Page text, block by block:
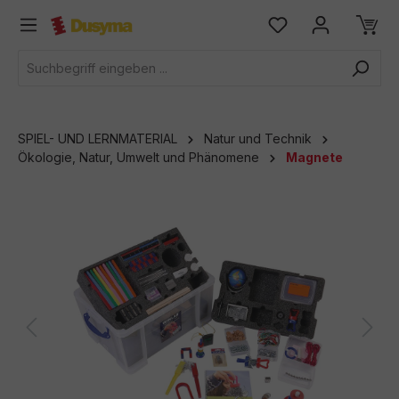
springen
SPIEL- UND LERNMATERIAL
Natur und Technik
Ökologie, Natur, Umwelt und Phänomene
Magnete
Bildergalerie überspringen